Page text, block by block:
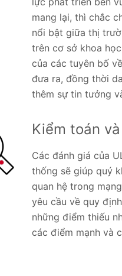
mang lại, thì chắc
nổi bật giữa thị
trên cơ sở khoa
của các tuyên bố
đưa ra, đồng thời
thêm sự tin tưởng
Kiểm toán
Các đánh giá của
thống sẽ giúp quý
quan hệ trong
yêu cầu về quy
những điểm thiếu
các điểm mạnh và